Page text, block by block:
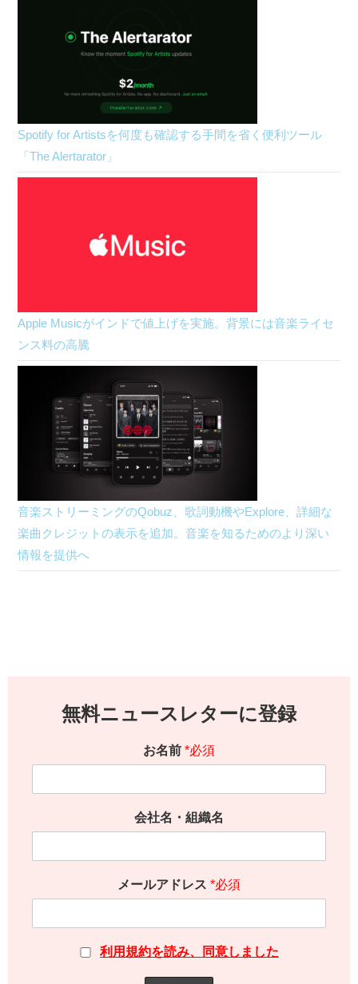
Spotify for Artistsを何度も確認する手間を省く便利ツール
「The Alertarator」
Apple Musicがインドで値上げを実施。背景には音楽ライセ
ンス料の高騰
音楽ストリーミングのQobuz、歌詞動機やExplore、詳細な
楽曲クレジットの表示を追加。音楽を知るためのより深い
情報を提供へ
無料ニュースレターに登録
お名前 *必須
会社名・組織名
メールアドレス *必須
利用規約を読み、同意しました